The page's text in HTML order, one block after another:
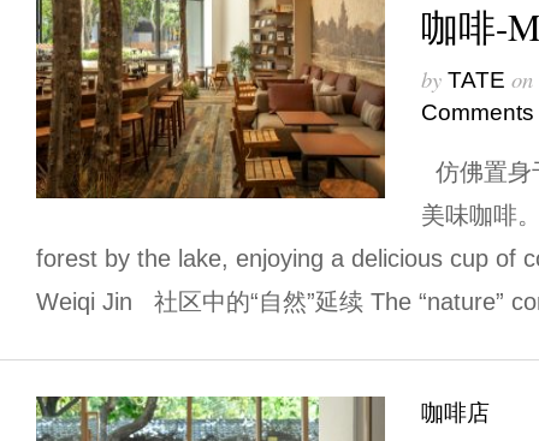
咖啡-
by TATE on
Comments
仿佛置身
美味咖啡
forest by the lake, enjoying a delicious cup
Weiqi Jin 社区中的“自然”延续 The “nature”
咖啡店